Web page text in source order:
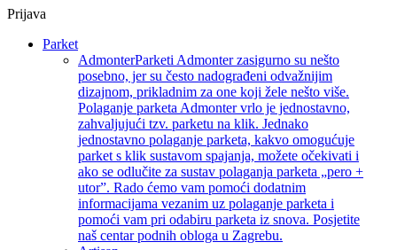
Prijava
Parket
AdmonterParketi Admonter zasigurno su nešto
posebno, jer su često nadograđeni odvažnijim
dizajnom, prikladnim za one koji žele nešto više.
Polaganje parketa Admonter vrlo je jednostavno,
zahvaljujući tzv. parketu na klik. Jednako
jednostavno polaganje parketa, kakvo omogućuje
parket s klik sustavom spajanja, možete očekivati i
ako se odlučite za sustav polaganja parketa „pero +
utor”. Rado ćemo vam pomoći dodatnim
informacijama vezanim uz polaganje parketa i
pomoći vam pri odabiru parketa iz snova. Posjetite
naš centar podnih obloga u Zagrebu.